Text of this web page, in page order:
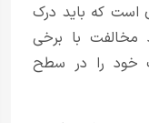
است که باید درک
با برخی
خود را در سطح